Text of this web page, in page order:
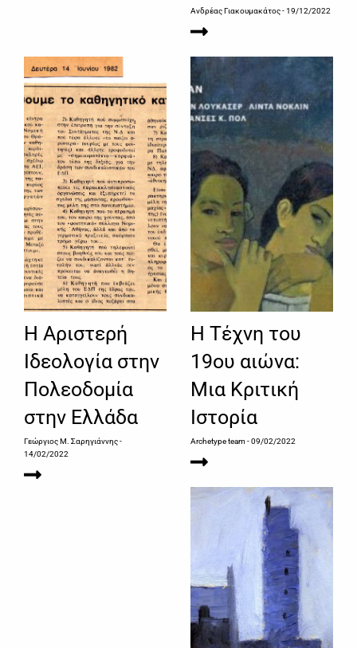
Ανδρέας Γιακουμακάτος- 19/12/2022
Η Αριστερή
Ιδεολογία στην
Πολεοδομία
στην Ελλάδα
Γεώργιος Μ. Σαρηγιάννης-
14/02/2022
Η Τέχνη του
19ου αιώνα:
Μια Κριτική
Ιστορία
Archetype team- 09/02/2022